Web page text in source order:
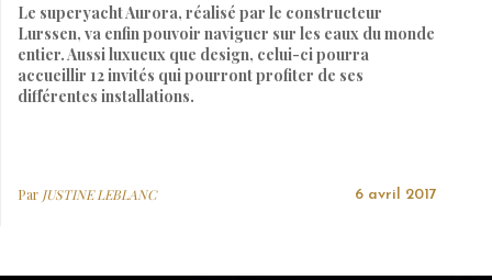
Le superyacht Aurora, réalisé par le constructeur
Lurssen, va enfin pouvoir naviguer sur les eaux du monde
entier. Aussi luxueux que design, celui-ci pourra
accueillir 12 invités qui pourront profiter de ses
différentes installations.
Par JUSTINE LEBLANC 6 avril 2017